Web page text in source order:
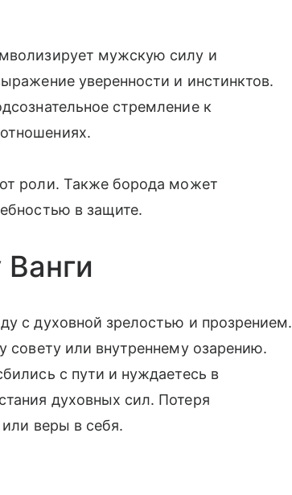
мужскую силу и
уверенности и инстинктов.
стремление к
роли. Также борода может
в защите.
с духовной зрелостью и прозрением.
или внутреннему озарению.
с пути и нуждаетесь в
духовных сил. Потеря
веры в себя.